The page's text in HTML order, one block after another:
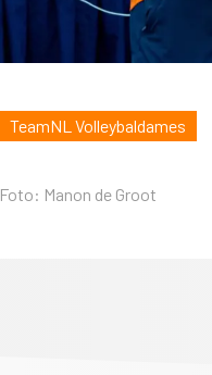
TeamNL Volleybaldames
Foto: Manon de Groot